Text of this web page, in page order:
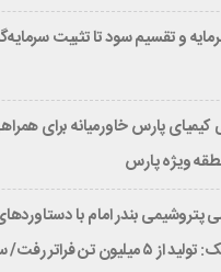
و تقسیم سود تا تثبیت
کیمیای پارس خاورمیانه برای
ویژه پارس
بندر امام با